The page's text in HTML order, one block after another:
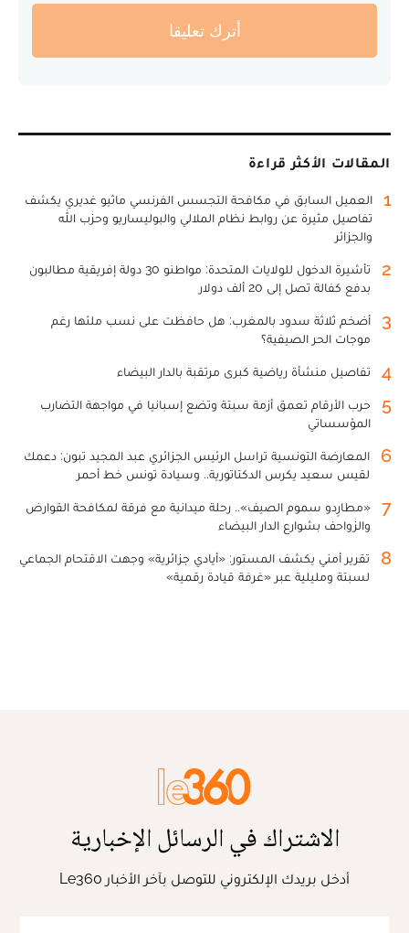
أترك تعليقا
المقالات الأكثر قراءة
1
العميل السابق في مكافحة التجسس الفرنسي ماثيو غديري يكشف
تفاصيل مثيرة عن روابط نظام الملالي والبوليساريو وحزب الله
والجزائر
2
تأشيرة الدخول للولايات المتحدة: مواطنو 30 دولة إفريقية مطالبون
بدفع كفالة تصل إلى 20 ألف دولار
3
أضخم ثلاثة سدود بالمغرب: هل حافظت على نسب ملئها رغم
موجات الحر الصيفية؟
4 تفاصيل منشأة رياضية كبرى مرتقبة بالدار البيضاء
5
حرب الأرقام تعمق أزمة سبتة وتضع إسبانيا في مواجهة التضارب
المؤسساتي
6
المعارضة التونسية تراسل الرئيس الجزائري عبد المجيد تبون: دعمك
لقيس سعيد يكرس الدكتاتورية.. وسيادة تونس خط أحمر
7
«مطارِدو سموم الصيف».. رحلة ميدانية مع فرقة لمكافحة القوارض
والزواحف بشوارع الدار البيضاء
8
تقرير أمني يكشف المستور: «أيادي جزائرية» وجهت الاقتحام الجماعي
لسبتة ومليلية عبر «غرفة قيادة رقمية»
الاشتراك في الرسائل الإخبارية
أدخل بريدك الإلكتروني للتوصل بآخر الأخبار Le360